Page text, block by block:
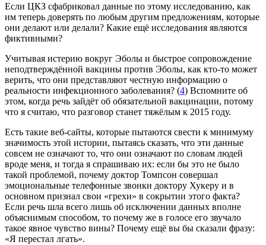
Если ЦКЗ сфабриковал данные по этому исследованию, как
им теперь доверять по любым другим предложениям, которые
они делают или делали? Какие ещё исследования являются
фиктивными?
Учитывая истерию вокруг Эболы и быстрое сопровождение
неподтверждённой вакцины против Эболы, как кто-то может
верить, что они представляют честную информацию о
реальности инфекционного заболевания? (4) Вспомните об
этом, когда речь зайдёт об обязательной вакцинации, потому
что я считаю, что разговор станет тяжёлым к 2015 году.
Есть такие веб-сайты, которые пытаются свести к минимуму
значимость этой истории, пытаясь сказать, что эти данные
совсем не означают то, что они означают по словам людей
вроде меня, и тогда я спрашиваю их: если бы это не было
такой проблемой, почему доктор Томпсон совершал
эмоциональные телефонные звонки доктору Хукеру и в
основном признал свои «грехи» в сокрытии этого факта?
Если речь шла всего лишь об исключении данных вполне
объяснимым способом, то почему же в голосе его звучало
такое явное чувство вины? Почему ещё вы бы сказали фразу:
«Я перестал лгать».